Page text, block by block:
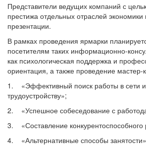
Представители ведущих компаний с
престижа отдельных отраслей экономики
презентации.
В рамках проведения ярмарки
посетителям таких информационно-
как психологическая поддержка и
ориентация, а также проведение мастер-
1. «Эффективный поиск работы в сети
трудоустройству»;
2. «Успешное собеседование с
3. «Составление
4. «Альтернативные способы